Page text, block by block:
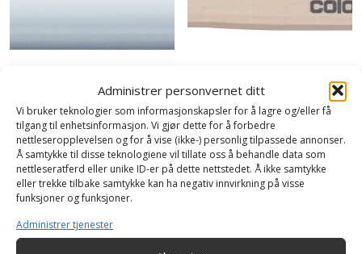
Administrer personvernet ditt
Vi bruker teknologier som informasjonskapsler for å lagre og/eller få
tilgang til enhetsinformasjon. Vi gjør dette for å forbedre
nettleseropplevelsen og for å vise (ikke-) personlig tilpassede annonser.
Å samtykke til disse teknologiene vil tillate oss å behandle data som
nettleseratferd eller unike ID-er på dette nettstedet. Å ikke samtykke
eller trekke tilbake samtykke kan ha negativ innvirkning på visse
funksjoner og funksjoner.
Administrer tjenester
Malerskaft – teleskopskaft
Les mer
Radiatorpensler
Les mer